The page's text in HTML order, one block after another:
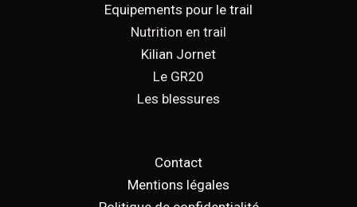
Equipements pour le trail
Nutrition en trail
Kilian Jornet
Le GR20
Les blessures
Contact
Mentions légales